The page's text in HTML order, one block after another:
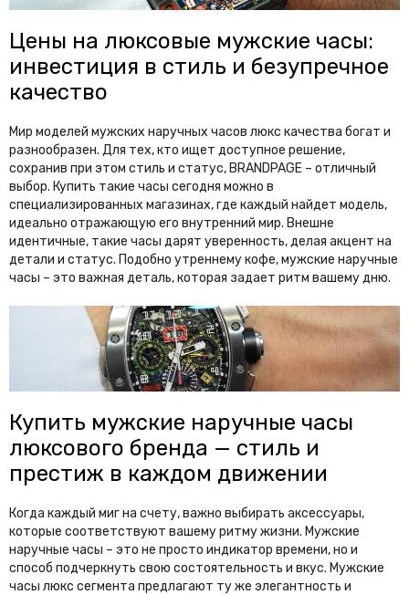
Цены на люксовые мужские часы:
инвестиция в стиль и безупречное
качество
Мир моделей мужских наручных часов люкс качества богат и
разнообразен. Для тех, кто ищет доступное решение,
сохранив при этом стиль и статус, BRANDPAGE – отличный
выбор. Купить такие часы сегодня можно в
специализированных магазинах, где каждый найдет модель,
идеально отражающую его внутренний мир. Внешне
идентичные, такие часы дарят уверенность, делая акцент на
детали и статус. Подобно утреннему кофе, мужские наручные
часы – это важная деталь, которая задает ритм вашему дню.
Купить мужские наручные часы
люксового бренда — стиль и
престиж в каждом движении
Когда каждый миг на счету, важно выбирать аксессуары,
которые соответствуют вашему ритму жизни. Мужские
наручные часы – это не просто индикатор времени, но и
способ подчеркнуть свою состоятельность и вкус. Мужские
часы люкс сегмента предлагают ту же элегантность и